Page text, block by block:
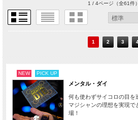
1 / 4ページ（全61件
1 2 3
NEW PICK UP
メンタル・ダイ
何も使わずサイコロの目を
マジシャンの理想を実現
場！